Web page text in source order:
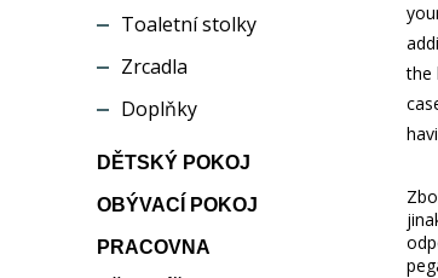
Toaletní stolky
Zrcadla
Doplňky
DĚTSKÝ POKOJ
OBÝVACÍ POKOJ
PRACOVNA
the